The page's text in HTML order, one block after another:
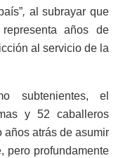
, al subrayar que
años de
al servicio de la
subtenientes, el
y 52 caballeros
años atrás de asumir
pero profundamente